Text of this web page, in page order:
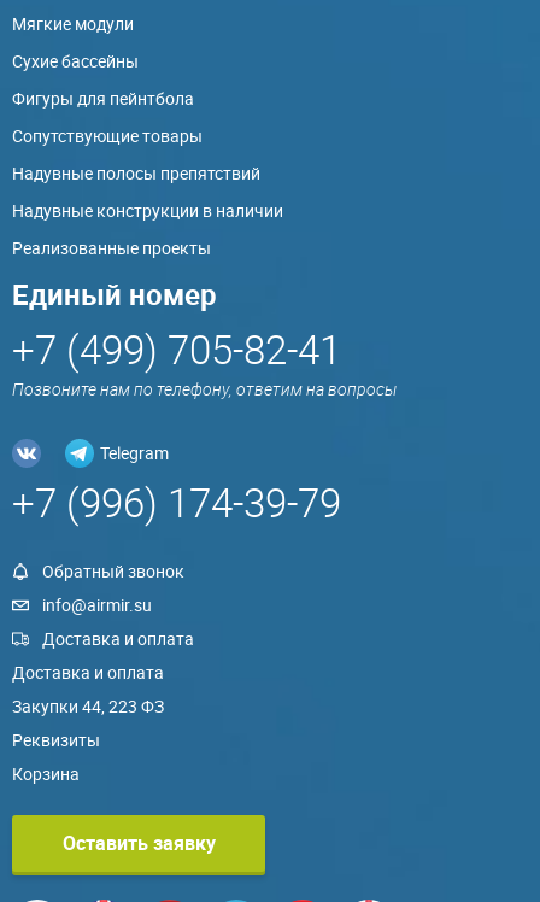
Мягкие модули
Сухие бассейны
Фигуры для пейнтбола
Сопутствующие товары
Надувные полосы препятствий
Надувные конструкции в наличии
Реализованные проекты
Единый номер
+7 (499) 705-82-41
Позвоните нам по телефону, ответим на вопросы
Telegram
+7 (996) 174-39-79
Обратный звонок
info@airmir.su
Доставка и оплата
Доставка и оплата
Закупки 44, 223 ФЗ
Реквизиты
Корзина
Оставить заявку